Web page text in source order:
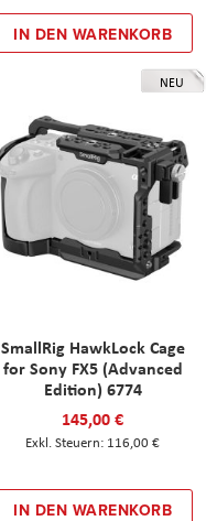
IN DEN WARENKORB
NEU
SmallRig HawkLock Cage
for Sony FX5 (Advanced
Edition) 6774
145,00 €
116,00 €
IN DEN WARENKORB